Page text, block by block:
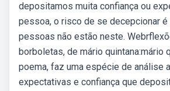
depositamos muita confiança ou
pessoa, o risco de se decepcionar é
pessoas não estão neste.
borboletas, de mário quintana:mário
poema, faz uma espécie de análise
expectativas e confiança que